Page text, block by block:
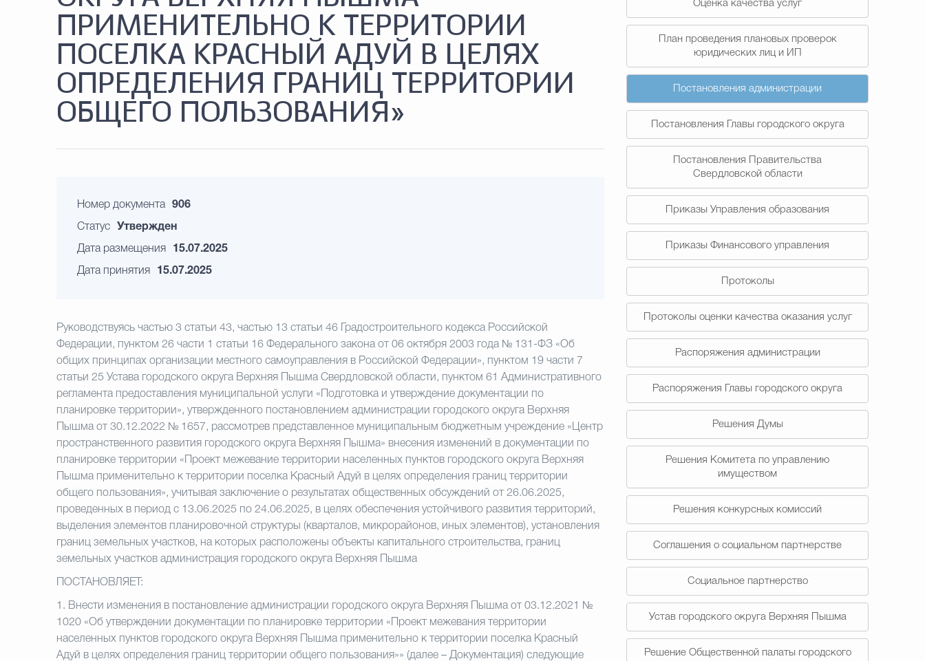
Оценка качества услуг
План проведения плановых проверок
юридических лиц и ИП
Постановления администрации
Постановления Главы городского округа
Постановления Правительства
Свердловской области
Приказы Управления образования
Приказы Финансового управления
Протоколы
Протоколы оценки качества оказания услуг
Распоряжения администрации
Распоряжения Главы городского округа
Решения Думы
Решения Комитета по управлению
имуществом
Решения конкурсных комиссий
Соглашения о социальном партнерстве
Социальное партнерство
Устав городского округа Верхняя Пышма
Решение Общественной палаты городского
ПРИМЕНИТЕЛЬНО К ТЕРРИТОРИИ
ПОСЕЛКА КРАСНЫЙ АДУЙ В ЦЕЛЯХ
ОПРЕДЕЛЕНИЯ ГРАНИЦ ТЕРРИТОРИИ
ОБЩЕГО ПОЛЬЗОВАНИЯ»
Номер документа 906
Статус Утвержден
Дата размещения 15.07.2025
Дата принятия 15.07.2025
Руководствуясь частью 3 статьи 43, частью 13 статьи 46 Градостроительного кодекса Российской
Федерации, пунктом 26 части 1 статьи 16 Федерального закона от 06 октября 2003 года № 131-ФЗ «Об
общих принципах организации местного самоуправления в Российской Федерации», пунктом 19 части 7
статьи 25 Устава городского округа Верхняя Пышма Свердловской области, пунктом 61 Административного
регламента предоставления муниципальной услуги «Подготовка и утверждение документации по
планировке территории», утвержденного постановлением администрации городского округа Верхняя
Пышма от 30.12.2022 № 1657, рассмотрев представленное муниципальным бюджетным учреждение «Центр
пространственного развития городского округа Верхняя Пышма» внесения изменений в документации по
планировке территории «Проект межевание территории населенных пунктов городского округа Верхняя
Пышма применительно к территории поселка Красный Адуй в целях определения границ территории
общего пользования», учитывая заключение о результатах общественных обсуждений от 26.06.2025,
проведенных в период с 13.06.2025 по 24.06.2025, в целях обеспечения устойчивого развития территорий,
выделения элементов планировочной структуры (кварталов, микрорайонов, иных элементов), установления
границ земельных участков, на которых расположены объекты капитального строительства, границ
земельных участков администрация городского округа Верхняя Пышма
ПОСТАНОВЛЯЕТ:
1. Внести изменения в постановление администрации городского округа Верхняя Пышма от 03.12.2021 №
1020 «Об утверждении документации по планировке территории «Проект межевания территории
населенных пунктов городского округа Верхняя Пышма применительно к территории поселка Красный
Адуй в целях определения границ территории общего пользования»» (далее – Документация) следующие